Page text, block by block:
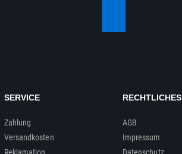
SERVICE
Zahlung
Versandkosten
Reklamation
RECHTLICHES
AGB
Impressum
Datenschutz